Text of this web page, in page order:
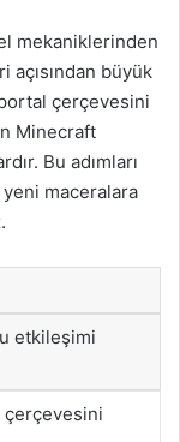
mekaniklerinden
büyük
çerçevesini
Minecraft
Bu adımları
maceralara
etkileşimi
çerçevesini